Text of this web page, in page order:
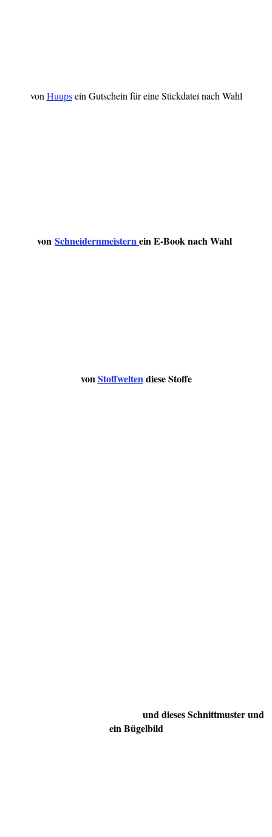
von Huupsein Gutschein für eine Stickdatei nach Wahl
von Schneidernmeisternein E-Book nach Wahl
vonStoffweltendiese Stoffe
und dieses Schnittmuster und
ein Bügelbild